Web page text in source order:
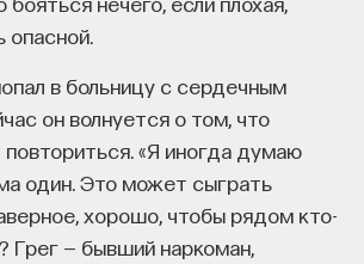
в больницу с сердечным
он волнуется о том, что
«Я иногда думаю
один. Это может сыграть
хорошо, чтобы рядом кто-
Грег — бывший наркоман,